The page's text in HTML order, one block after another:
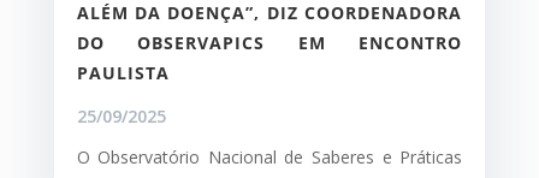
ALÉM DA DOENÇA”, DIZ COORDENADORA
DO OBSERVAPICS EM ENCONTRO
PAULISTA
25/09/2025
O Observatório Nacional de Saberes e Práticas